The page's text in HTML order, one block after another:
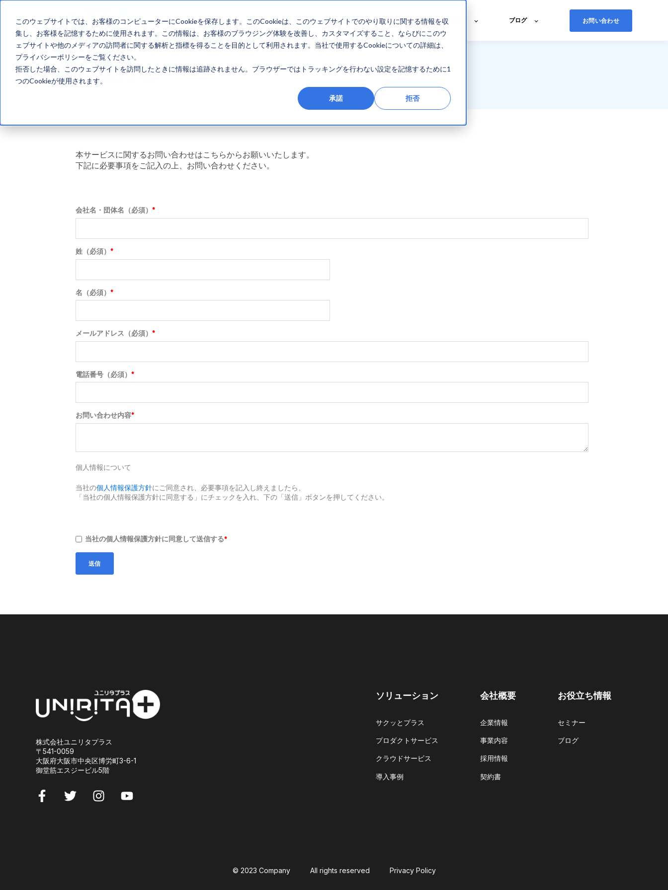
このウェブサイトでは、お客様のコンピューターにCookieを保存します。このCookieは、このウェブサイトでのやり取りに関する情報を収
集し、お客様を記憶するために使用されます。この情報は、お客様のブラウジング体験を改善し、カスタマイズすること、ならびにこのウ
ェブサイトや他のメディアの訪問者に関する解析と指標を得ることを目的として利用されます。当社で使用するCookieについての詳細は、
プライバシーポリシーをご覧ください。
拒否した場合、このウェブサイトを訪問したときに情報は追跡されません。ブラウザーではトラッキングを行わない設定を記憶するために1
つのCookieが使用されます。
承諾 拒否
ソリューション 導入事例 セミナー 採用情報 会社概要 ブログ お問い合わせ
お問い合わせ
本サービスに関するお問い合わせはこちらからお願いいたします。
下記に必要事項をご記入の上、お問い合わせください。
会社名・団体名（必須） *
姓（必須） *
名（必須） *
メールアドレス（必須） *
電話番号（必須） *
お問い合わせ内容*
個人情報について
当社の個人情報保護方針にご同意され、必要事項を記入し終えましたら、
「当社の個人情報保護方針に同意する」にチェックを入れ、下の「送信」ボタンを押してください。
当社の個人情報保護方針に同意して送信する*
株式会社ユニリタプラス
〒 541-0059
大阪府大阪市中央区博労町3-6-1
御堂筋エスジービル5階
ソリューション
サクッとプラス
プロダクトサービス
クラウドサービス
導入事例
会社概要
企業情報
事業内容
採用情報
契約書
お役立ち情報
セミナー
ブログ
© 2023 Company All rights reserved Privacy Policy